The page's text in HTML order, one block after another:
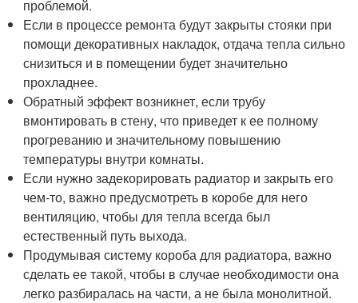
проблемой.
Если в процессе ремонта будут закрыты стояки при
помощи декоративных накладок, отдача тепла сильно
снизиться и в помещении будет значительно
прохладнее.
Обратный эффект возникнет, если трубу
вмонтировать в стену, что приведет к ее полному
прогреванию и значительному повышению
температуры внутри комнаты.
Если нужно задекорировать радиатор и закрыть его
чем-то, важно предусмотреть в коробе для него
вентиляцию, чтобы для тепла всегда был
естественный путь выхода.
Продумывая систему короба для радиатора, важно
сделать ее такой, чтобы в случае необходимости она
легко разбиралась на части, а не была монолитной.